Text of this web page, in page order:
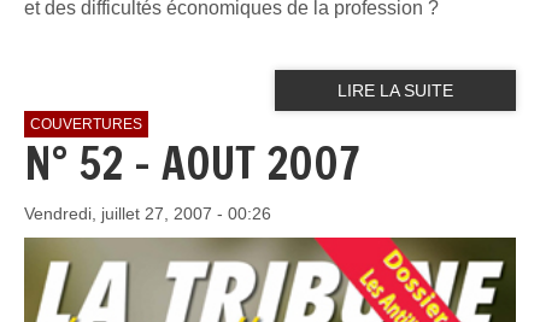
et des difficultés économiques de la profession ?
LIRE LA SUITE
COUVERTURES
N° 52 - AOUT 2007
Vendredi, juillet 27, 2007 - 00:26